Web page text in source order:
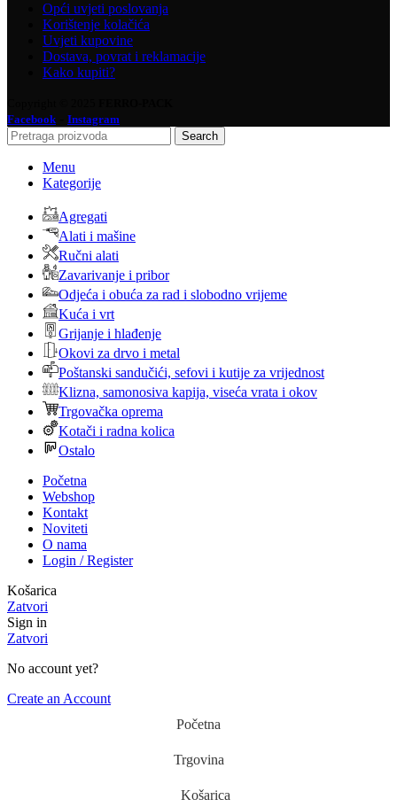
Opći uvjeti poslovanja
Korištenje kolačića
Uvjeti kupovine
Dostava, povrat i reklamacije
Kako kupiti?
Facebook
Instagram
Search
Menu
Kategorije
Agregati
Alati i mašine
Ručni alati
Zavarivanje i pribor
Odjeća i obuća za rad i slobodno vrijeme
Kuća i vrt
Grijanje i hlađenje
Okovi za drvo i metal
Poštanski sandučići, sefovi i kutije za vrijednost
Klizna, samonosiva kapija, viseća vrata i okov
Trgovačka oprema
Kotači i radna kolica
Ostalo
Početna
Webshop
Kontakt
Noviteti
O nama
Login / Register
Košarica
Zatvori
Sign in
Zatvori
No account yet?
Create an Account
Početna
Trgovina
Košarica